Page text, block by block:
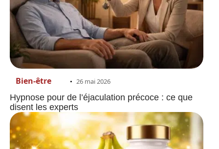
Bien-être 26 mai 2026
Hypnose pour de l’éjaculation précoce : ce que
disent les experts